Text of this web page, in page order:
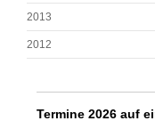
2013
2012
Termine 2026 auf